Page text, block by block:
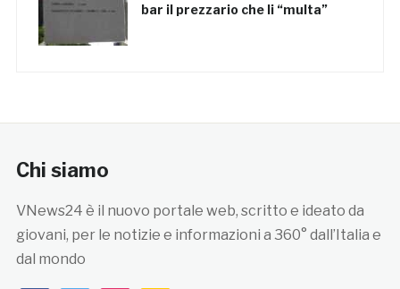
bar il prezzario che li “multa”
Chi siamo
VNews24 è il nuovo portale web, scritto e ideato da
giovani, per le notizie e informazioni a 360° dall’Italia e
dal mondo